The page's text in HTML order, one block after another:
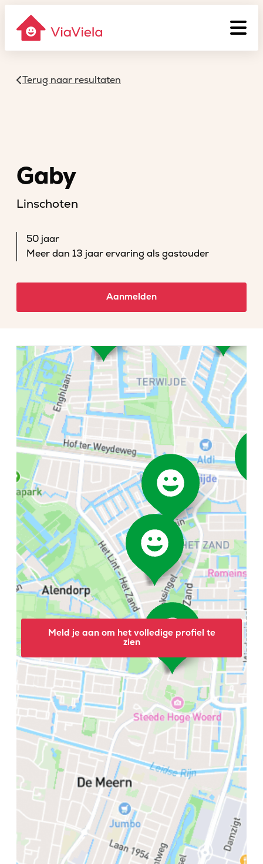
Terug naar resultaten
Gaby
Linschoten
50 jaar
Meer dan 13 jaar ervaring als gastouder
Aanmelden
Meld je aan om het volledige profiel te
zien